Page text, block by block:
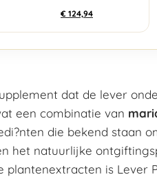
€ 124,94
dat de lever
een combinatie van
die bekend staan
het natuurlijke
plantenextracten is Lever